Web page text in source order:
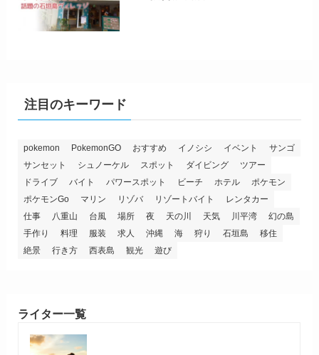
注目のキーワード
pokemon PokemonGO おすすめ イノシシ イベント
サンゴ
サンセット
シュノーケル スポット ダイビング
ツアー
ドライブ
バイト パワースポット ビーチ ホテル
ポケモン
ポケモンGo
マリン リゾバ リゾートバイト
レンタカー
仕事
八重山 台風 場所 夜 天の川 天気 川平湾
幻の島
手作り
料理 服装 求人 沖縄 海 狩り 石垣島
移住
絶景
行き方 西表島 観光 遊び
ライター一覧